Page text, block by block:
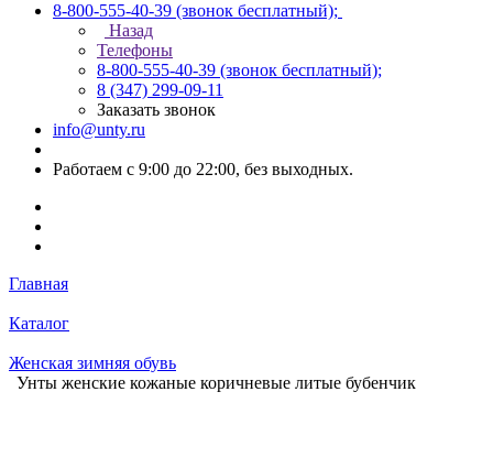
8-800-555-40-39 (звонок бесплатный);
Назад
Телефоны
8-800-555-40-39 (звонок бесплатный);
8 (347) 299-09-11
Заказать звонок
info@unty.ru
Работаем с 9:00 до 22:00, без выходных.
Главная
Каталог
Женская зимняя обувь
Унты женские кожаные коричневые литые бубенчик